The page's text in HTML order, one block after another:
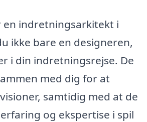
indretningsarkitekt i
ikke bare en designeren,
i din indretningsrejse. De
med dig for at
samtidig med at de
og ekspertise i spil